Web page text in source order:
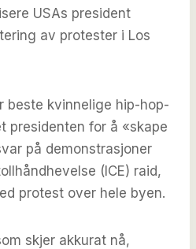
USAs president
av protester i Los
beste kvinnelige hip-hop-
presidenten for å «skape
på demonstrasjoner
(ICE) raid,
protest over hele byen.
skjer akkurat nå,